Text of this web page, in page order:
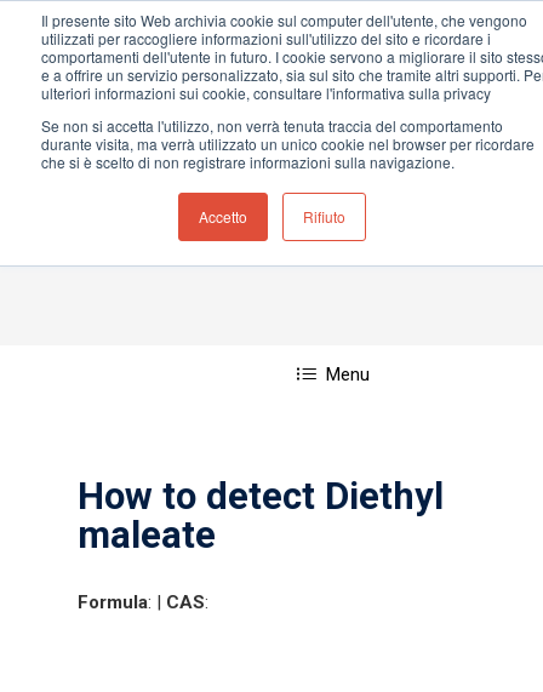
Il presente sito Web archivia cookie sul computer dell'utente, che vengono
utilizzati per raccogliere informazioni sull'utilizzo del sito e ricordare i
comportamenti dell'utente in futuro. I cookie servono a migliorare il sito
e a offrire un servizio personalizzato, sia sul sito che tramite altri supporti.
ulteriori informazioni sui cookie, consultare l'informativa sulla privacy
Se non si accetta l'utilizzo, non verrà tenuta traccia del comportamento
durante visita, ma verrà utilizzato un unico cookie nel browser per ricordare
che si è scelto di non registrare informazioni sulla navigazione.
Accetto Rifiuto
Hit enter to search or ESC to close
Casa»Diethyl maleate
Diethyl maleate
Menu
How to detect Diethyl
maleate
Formula: | CAS: